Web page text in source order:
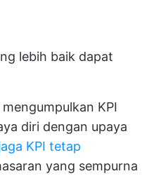
lebih baik dapat
KPI
diri dengan upaya
KPI tetap
yang sempurna